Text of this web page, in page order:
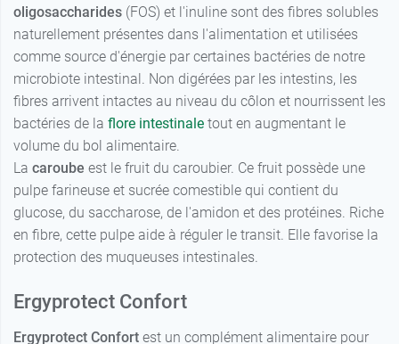
oligosaccharides (FOS) et l'inuline sont des fibres solubles
naturellement présentes dans l'alimentation et utilisées
comme source d'énergie par certaines bactéries de notre
microbiote intestinal. Non digérées par les intestins, les
fibres arrivent intactes au niveau du côlon et nourrissent les
bactéries de la flore intestinale tout en augmentant le
volume du bol alimentaire.
La caroube est le fruit du caroubier. Ce fruit possède une
pulpe farineuse et sucrée comestible qui contient du
glucose, du saccharose, de l'amidon et des protéines. Riche
en fibre, cette pulpe aide à réguler le transit. Elle favorise la
protection des muqueuses intestinales.
Ergyprotect Confort
Ergyprotect Confort est un complément alimentaire pour